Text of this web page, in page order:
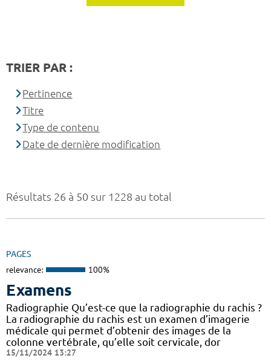
Résultats 26 à 50 sur 1228 au total
PAGES
relevance: 100%
Examens
Radiographie Qu’est-ce que la radiographie du rachis ?
La radiographie du rachis est un examen d’imagerie
médicale qui permet d’obtenir des images de la
colonne vertébrale, qu’elle soit cervicale, dor
15/11/2024 13:27
TRIER PAR :
Pertinence
Titre
Type de contenu
Date de dernière modification